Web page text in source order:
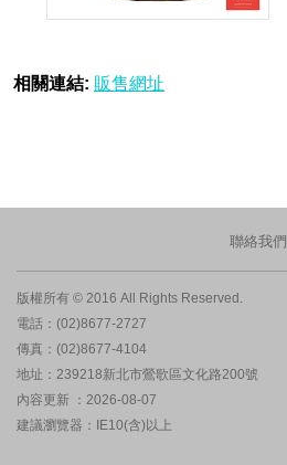
相關連結: 販售網址
聯絡我們
版權所有 © 2016 All Rights Reserved.
電話：(02)8677-2727
傳真：(02)8677-4104
地址：239218新北市鶯歌區文化路200號
內容更新 ：2026-08-07
建議瀏覽器：IE10(含)以上